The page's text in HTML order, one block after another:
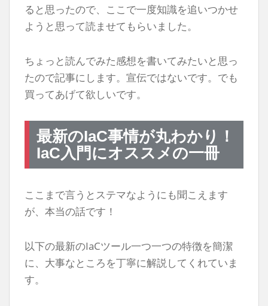
ると思ったので、ここで一度知識を追いつかせ
ようと思って読ませてもらいました。
ちょっと読んでみた感想を書いてみたいと思っ
たので記事にします。宣伝ではないです。でも
買ってあげて欲しいです。
最新のIaC事情が丸わかり！
IaC入門にオススメの一冊
ここまで言うとステマなようにも聞こえます
が、本当の話です！
以下の最新のIaCツール一つ一つの特徴を簡潔
に、大事なところを丁寧に解説してくれていま
す。